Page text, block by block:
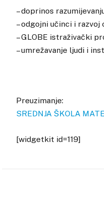
– doprinos
– odgojni učinci i
– GLOBE istraživački
– umrežavanje ljudi i
Preuzimanje:
SREDNJA ŠKOLA
[widgetkit id=119]